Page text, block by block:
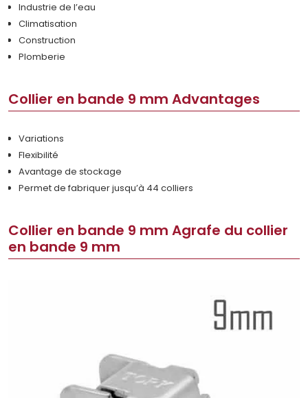
Industrie de l’eau
Climatisation
Construction
Plomberie
Collier en bande 9 mm Advantages
Variations
Flexibilité
Avantage de stockage
Permet de fabriquer jusqu’à 44 colliers
Collier en bande 9 mm Agrafe du collier
en bande 9 mm